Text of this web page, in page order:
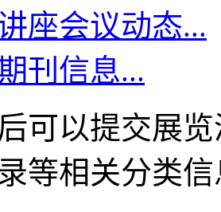
座会议动态...
刊信息...
可以提交展
等相关分类